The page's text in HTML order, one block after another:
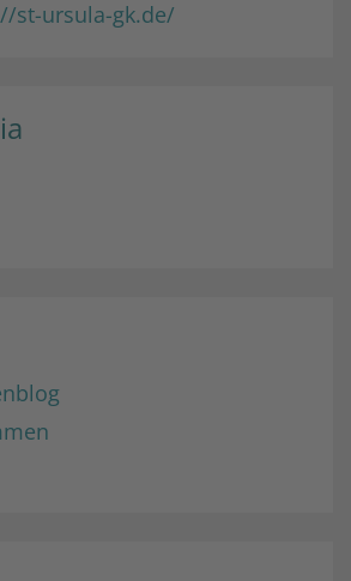
st-ursula-gk.de/